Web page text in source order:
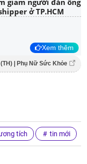
giam người đàn ông
ở TP.HCM
Xem thêm
| Phụ Nữ Sức Khỏe
tích tin mới